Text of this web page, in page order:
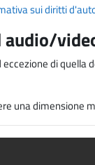
sui diritti
audio/
di quella
una dimensione